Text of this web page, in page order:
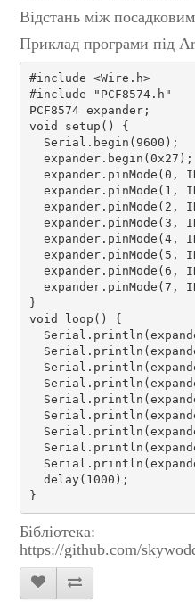
Відстань між
Приклад програми під
#include <Wire.h>
#include "PCF8574.h"
PCF8574 expander;
void setup() {
Serial.begin(9600);
expander.begin(0x27);
expander.pinMode(0,
expander.pinMode(1,
expander.pinMode(2,
expander.pinMode(3,
expander.pinMode(4,
expander.pinMode(5,
expander.pinMode(6,
expander.pinMode(7,
}
void loop() {
delay(1000);
}
Бібліотека:
https://github.com/